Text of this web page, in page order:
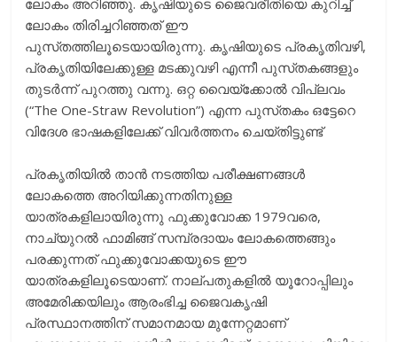
ലോകം അറിഞ്ഞു. കൃഷിയുടെ ജൈവരീതിയെ കുറിച്ച്‌
ലോകം തിരിച്ചറിഞ്ഞത്‌ ഈ
പുസ്‌തത്തിലൂടെയായിരുന്നു. കൃഷിയുടെ പ്രകൃതിവഴി,
പ്രകൃതിയിലേക്കുള്ള മടക്കുവഴി എന്നീ പുസ്‌തകങ്ങളും
തുടര്‍ന്ന്‌ പുറത്തു വന്നു. ഒറ്റ വൈയ്ക്കോൽ വിപ്ലവം
(“The One-Straw Revolution”) എന്ന പുസ്‌തകം ഒട്ടേറെ
വിദേശ ഭാഷകളിലേക്ക് വിവർത്തനം ചെയ്തിട്ടുണ്ട്
പ്രകൃതിയില്‍ താന്‍ നടത്തിയ പരീക്ഷണങ്ങള്‍
ലോകത്തെ അറിയിക്കുന്നതിനുള്ള
യാത്രകളിലായിരുന്നു ഫുക്കുവോക്ക 1979വരെ,
നാച്യുറല്‍ ഫാമിങ്ങ്‌ സമ്പ്രദായം ലോകത്തെങ്ങും
പരക്കുന്നത്‌ ഫുക്കുവോക്കയുടെ ഈ
യാത്രകളിലൂടെയാണ്‌. നാല്‌പതുകളില്‍ യൂറോപ്പിലും
അമേരിക്കയിലും ആരംഭിച്ച ജൈവകൃഷി
പ്രസ്ഥാനത്തിന്‌ സമാനമായ മുന്നേറ്റമാണ്‌